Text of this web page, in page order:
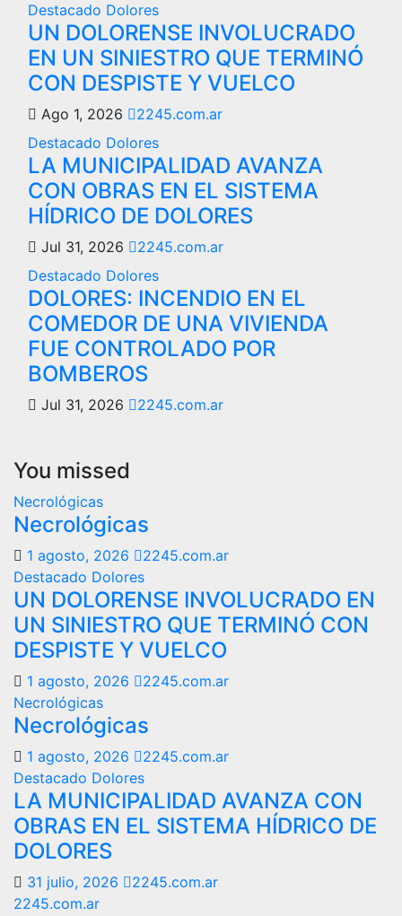
Destacado Dolores
UN DOLORENSE INVOLUCRADO
EN UN SINIESTRO QUE TERMINÓ
CON DESPISTE Y VUELCO
Ago 1, 2026
2245.com.ar
Destacado Dolores
LA MUNICIPALIDAD AVANZA
CON OBRAS EN EL SISTEMA
HÍDRICO DE DOLORES
Jul 31, 2026
2245.com.ar
Destacado Dolores
DOLORES: INCENDIO EN EL
COMEDOR DE UNA VIVIENDA
FUE CONTROLADO POR
BOMBEROS
Jul 31, 2026 2245.com.ar
You missed
Necrológicas
Necrológicas
1 agosto, 2026
2245.com.ar
Destacado Dolores
UN DOLORENSE INVOLUCRADO EN
UN SINIESTRO QUE TERMINÓ CON
DESPISTE Y VUELCO
1 agosto, 2026
2245.com.ar
Necrológicas
Necrológicas
1 agosto, 2026
2245.com.ar
Destacado Dolores
LA MUNICIPALIDAD AVANZA CON
OBRAS EN EL SISTEMA HÍDRICO DE
DOLORES
31 julio, 2026
2245.com.ar
2245.com.ar